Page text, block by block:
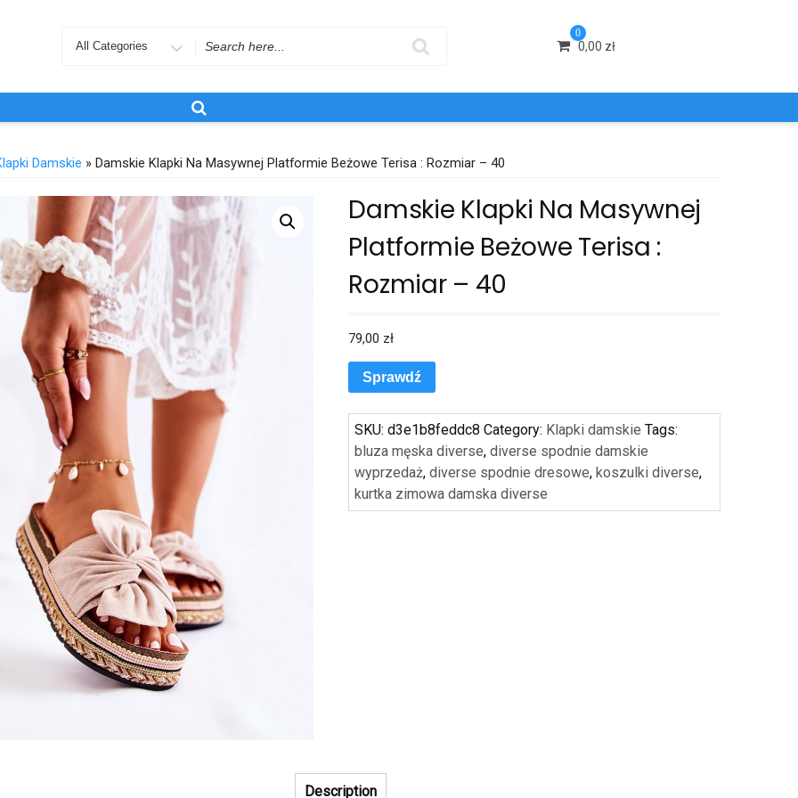
Search
0
0,00 zł
Damskie » Damskie Klapki Na Masywnej Platformie Beżowe Terisa : Rozmiar – 40
Damskie Klapki Na Masywnej
Platformie Beżowe Terisa :
Rozmiar – 40
79,00 zł
Sprawdź
SKU:d3e1b8feddc8 Category: Klapki damskie Tags:
bluza męska diverse,diverse spodnie damskie
wyprzedaż,diverse spodnie dresowe,koszulki diverse,
kurtka zimowa damska diverse
Description